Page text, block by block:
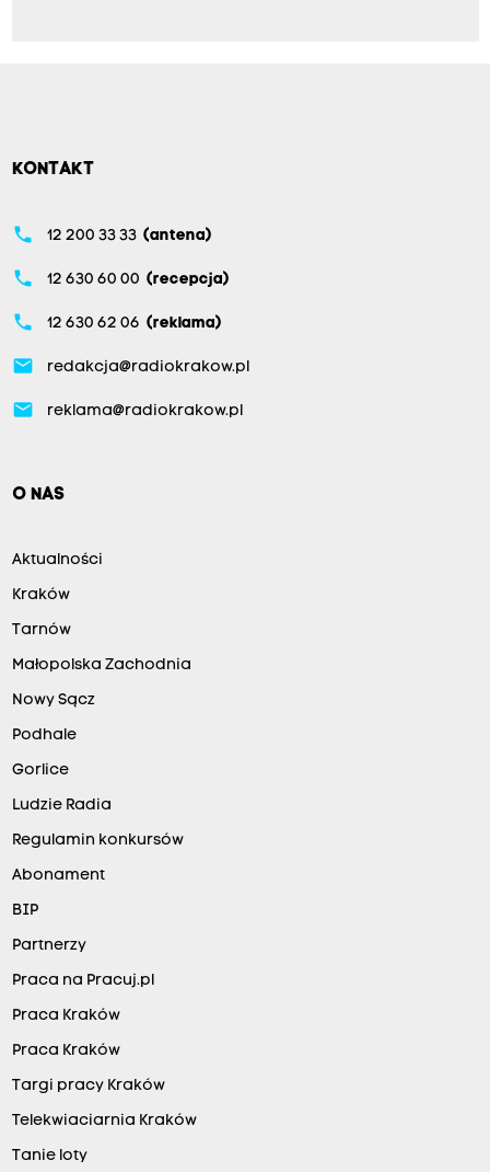
KONTAKT
phone 12 200 33 33 (antena)
phone 12 630 60 00 (recepcja)
phone 12 630 62 06 (reklama)
email redakcja@radiokrakow.pl
email reklama@radiokrakow.pl
O NAS
Aktualności
Kraków
Tarnów
Małopolska Zachodnia
Nowy Sącz
Podhale
Gorlice
Ludzie Radia
Regulamin konkursów
Abonament
BIP
Partnerzy
Praca na Pracuj.pl
Praca Kraków
Praca Kraków
Targi pracy Kraków
Telekwiaciarnia Kraków
Tanie loty